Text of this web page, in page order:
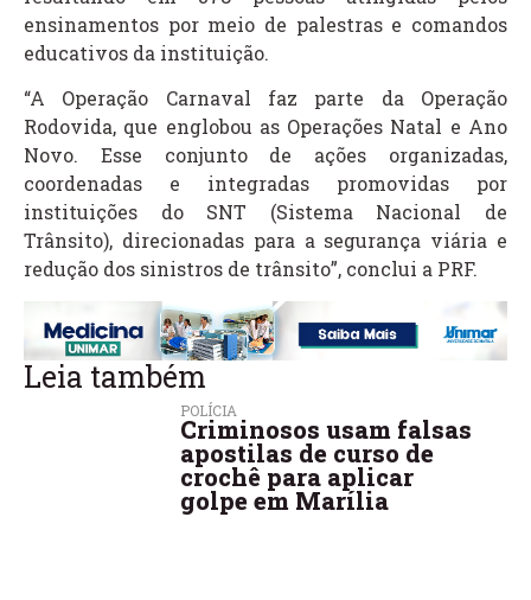
ensinamentos por meio de palestras e comandos
educativos da instituição.
“A Operação Carnaval faz parte da Operação
Rodovida, que englobou as Operações Natal e Ano
Novo. Esse conjunto de ações organizadas,
coordenadas e integradas promovidas por
instituições do SNT (Sistema Nacional de
Trânsito), direcionadas para a segurança viária e
redução dos sinistros de trânsito”, conclui a PRF.
Leia também
POLÍCIA
Criminosos usam falsas
apostilas de curso de
crochê para aplicar
golpe em Marília